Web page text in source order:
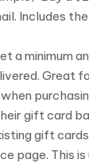
Includes
minimum
Great
gift card
gift
This